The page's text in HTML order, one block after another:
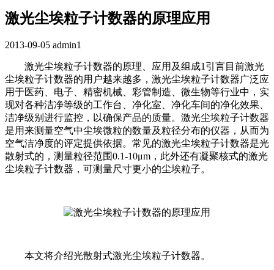
激光尘埃粒子计数器的原理应用
2013-09-05 admin1
激光尘埃粒子计数器的原理、应用及组成1引言目前激光
尘埃粒子计数器的用户越来越多，激光尘埃粒子计数器广泛应
用于医药、电子、精密机械、彩管制造、微生物等行业中，实
现对各种洁净等级的工作台、净化室、净化车间的净化效果、
洁净级别进行监控，以确保产品的质量。激光尘埃粒子计数器
是用来测量空气中尘埃微粒的数量及粒径分布的仪器，从而为
空气洁净度的评定提供依据。常见的激光尘埃粒子计数器是光
散射式的，测量粒径范围0.1-10μm，此外还有凝聚核式的激光
尘埃粒子计数器，可测量尺寸更小的尘埃粒子。
本文将介绍光散射式激光尘埃粒子计数器。